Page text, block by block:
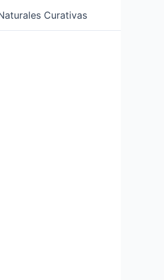
Curativas